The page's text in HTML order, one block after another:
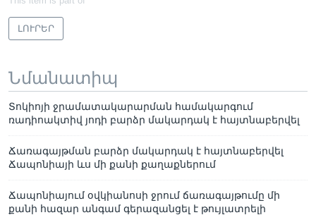
ԼՈՒՐԵՐ
Նմանատիպ
Տոկիոյի ջրամատակարարման համակարգում
ռադիոակտիվ յոդի բարձր մակարդակ է հայտնաբերվել
Ճառագայթման բարձր մակարդակ է հայտնաբերվել
Ճապոնիայի ևս մի քանի քաղաքներում
Ճապոնիայում օվկիանոսի ջրում ճառագայթումը մի
քանի հազար անգամ գերազանցել է թույլատրելի